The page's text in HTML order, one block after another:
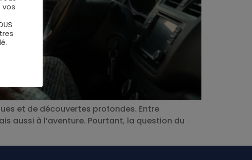
et de découvertes profondes. Entre
aussi à l’aventure. Pourtant, la question du
vos